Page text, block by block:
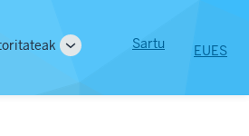
Toggle
User
menu
Sartu EUES